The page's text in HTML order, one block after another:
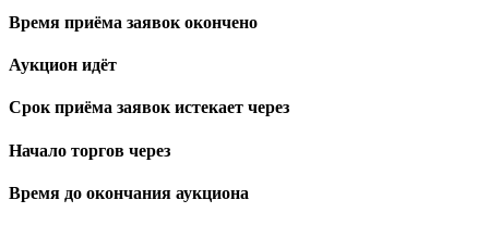
Время приёма заявок окончено
Аукцион идёт
Срок приёма заявок истекает через
Начало торгов через
Время до окончания аукциона